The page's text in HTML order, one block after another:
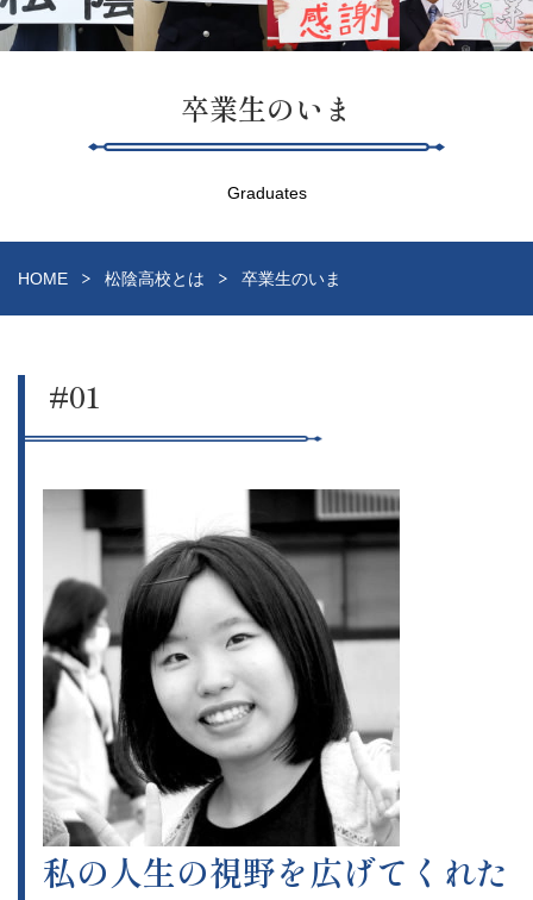
卒業生のいま
Graduates
HOME 松陰高校とは 卒業生のいま
#01
私の人生の視野を広げてくれた